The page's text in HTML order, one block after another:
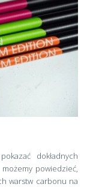
dokładnych
powiedzieć,
warstw carbonu na